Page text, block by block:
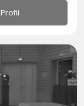
Profil